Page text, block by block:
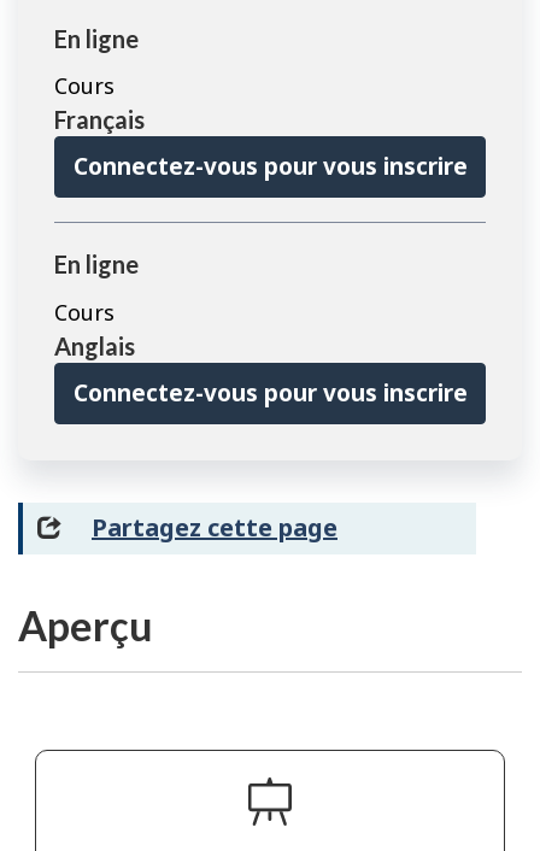
En ligne
Cours
Français
Connectez-vous pour vous inscrire
En ligne
Cours
Anglais
Connectez-vous pour vous inscrire
Partagez cette page
Aperçu